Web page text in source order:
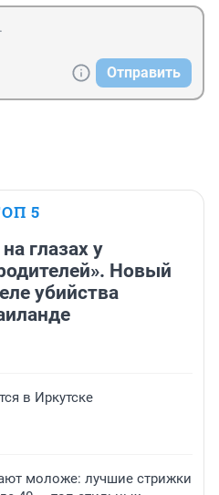
Отправить
5
глазах у
Новый
убийства
в Иркутске
моложе: лучшие стрижки